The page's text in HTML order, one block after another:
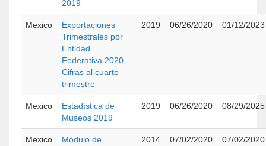
2019
Mexico
Exportaciones
Trimestrales por
Entidad
Federativa 2020,
Cifras al cuarto
trimestre
2019 06/26/2020 01/12/2023
Mexico
Estadística de
Museos 2019
2019 06/26/2020 08/29/2025
Mexico
Módulo de
2014 07/02/2020 07/02/2020